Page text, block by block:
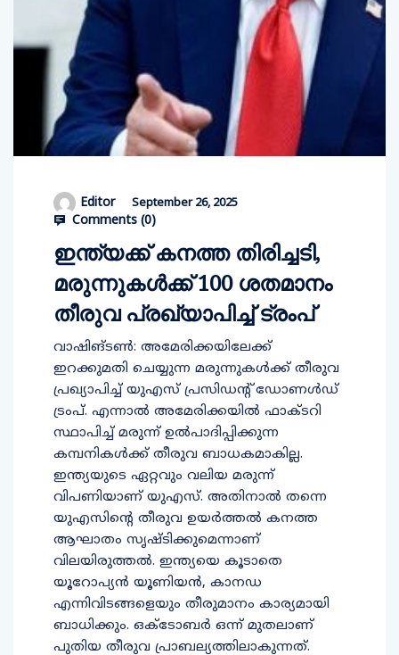
Editor September 26, 2025
Comments (0)
ഇന്ത്യക്ക് കനത്ത തിരിച്ചടി,
മരുന്നുകള്‍ക്ക് 100 ശതമാനം
തീരുവ പ്രഖ്യാപിച്ച് ട്രംപ്
വാഷിങ്ടൺ: അമേരിക്കയിലേക്ക്
ഇറക്കുമതി ചെയ്യുന്ന മരുന്നുകൾക്ക് തീരുവ
പ്രഖ്യാപിച്ച്‌ യുഎസ് പ്രസിഡന്റ് ഡോണൾഡ്
ട്രംപ്. എന്നാൽ അമേരിക്കയിൽ ഫാക്ടറി
സ്ഥാപിച്ച് മരുന്ന് ഉൽപാദിപ്പിക്കുന്ന
കമ്പനികൾക്ക് തീരുവ ബാധകമാകില്ല.
ഇന്ത്യയുടെ ഏറ്റവും വലിയ മരുന്ന്
വിപണിയാണ് യുഎസ്. അതിനാല്‍ തന്നെ
യുഎസിന്‍റെ തീരുവ ഉയർത്തല്‍ കനത്ത
ആഘാതം സൃഷ്ടിക്കുമെന്നാണ്
വിലയിരുത്തൽ. ഇന്ത്യയെ കൂടാതെ
യൂറോപ്യൻ യൂണിയൻ, കാനഡ
എന്നിവിടങ്ങളെയും തീരുമാനം കാര്യമായി
ബാധിക്കും. ഒക്ടോബർ ഒന്ന് മുതലാണ്
പുതിയ തീരുവ പ്രാബല്യത്തിലാകുന്നത്.